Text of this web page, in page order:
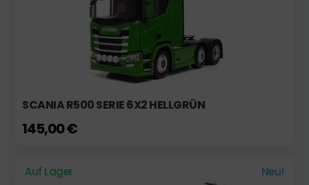
SCANIA R500 SERIE 6X2 HELLGRÜN
145,00 €
Auf Lager Neu!